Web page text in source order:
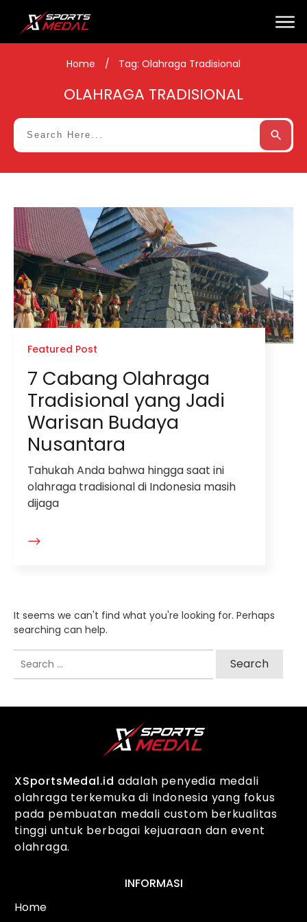
Home / Tag: Olahraga Tradisional
OLAHRAGA TRADISIONAL
Featured Post
7 Cabang Olahraga
Tradisional yang Jadi
Warisan Budaya
Nusantara
Tahukah Anda bahwa hingga saat ini
olahraga tradisional di Indonesia masih
dijaga
It seems we can't find what you're looking for. Perhaps
searching can help.
Search
for:
XSportsMedal.id adalah penyedia medali
olahraga terkemuka di Indonesia yang fokus
pada pembuatan medali custom berkualitas
tinggi untuk berbagai kejuaraan dan event
olahraga.
INFORMASI
Home